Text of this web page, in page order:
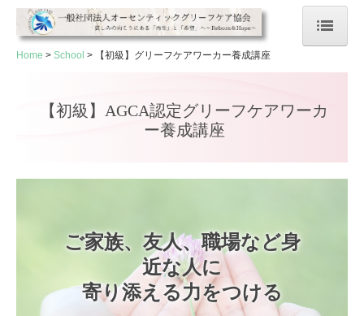
生きづらさカフェ
心の再生プログラム
Home School 【初級】グリーフケアワーカー養成講座
【初級】AGCA認定グリーフケアワーカ
ー養成講座
ご家族、友人、職場など身
近な人に
寄り添える力をつける